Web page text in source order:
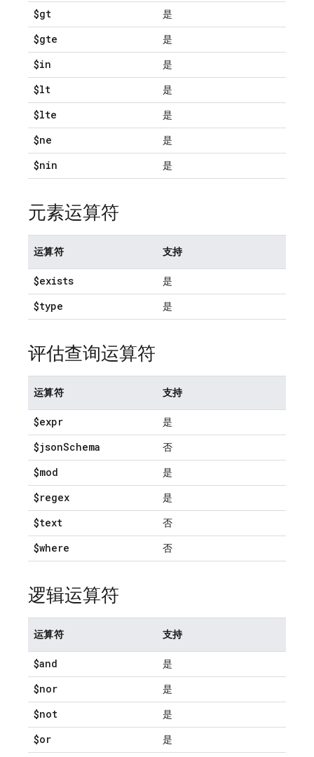
$gt 是
$gte 是
$in 是
$lt 是
$lte 是
$ne 是
$nin 是
元素运算符
运算符 支持
$exists 是
$type 是
评估查询运算符
运算符 支持
$expr 是
$jsonSchema 否
$mod 是
$regex 是
$text 否
$where 否
逻辑运算符
运算符 支持
$and 是
$nor 是
$not 是
$or 是